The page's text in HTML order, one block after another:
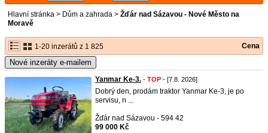
Hlavní stránka > Dům a zahrada > Žďár nad Sázavou - Nové Město na
Moravě
1-20 inzerátů z 1 825 Cena
Nové inzeráty e-mailem
Yanmar Ke-3. - TOP - [7.8. 2026]
Dobrý den, prodám traktor Yanmar Ke-3, je po
servisu, n ...
Žďár nad Sázavou - 594 42
99 000 Kč